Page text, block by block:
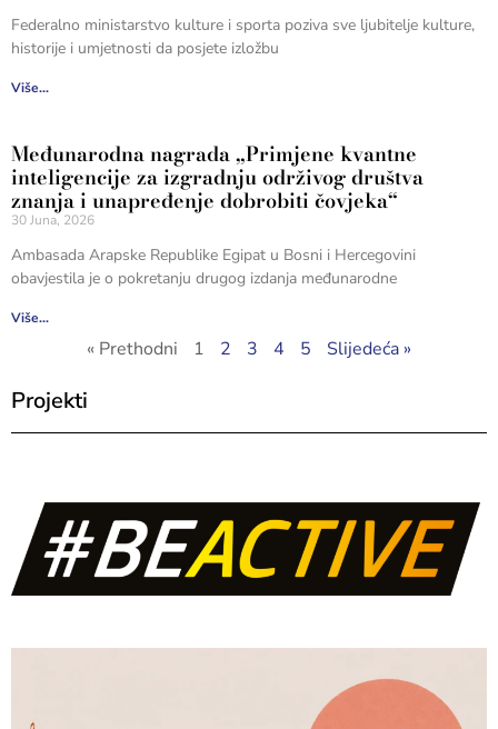
Federalno ministarstvo kulture i sporta poziva sve ljubitelje kulture,
historije i umjetnosti da posjete izložbu
Više...
Međunarodna nagrada „Primjene kvantne
inteligencije za izgradnju održivog društva
znanja i unapređenje dobrobiti čovjeka“
30 Juna, 2026
Ambasada Arapske Republike Egipat u Bosni i Hercegovini
obavjestila je o pokretanju drugog izdanja međunarodne
Više...
« Prethodni 1 2 3 4 5 Slijedeća »
Projekti